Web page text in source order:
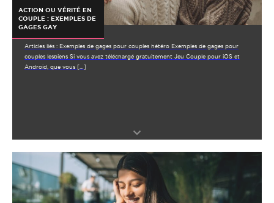
ACTION OU VÉRITÉ EN
COUPLE : EXEMPLES DE
GAGES GAY
Articles liés : Exemples de gages pour couples hétéro Exemples de gages pour
couples lesbiens Si vous avez téléchargé gratuitement Jeu Couple pour iOS et
Android, que vous […]